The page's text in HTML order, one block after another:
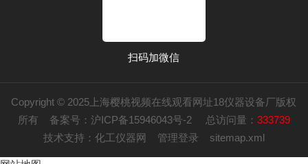
扫码加微信
Copyright © 2025上海樱桃视频在线观看网址18仪器设备厂版权
所有 备案号：沪ICP备15946043号-2 总访问量： 333739
技术支持： 化工仪器网 管理登录 sitemap.xml